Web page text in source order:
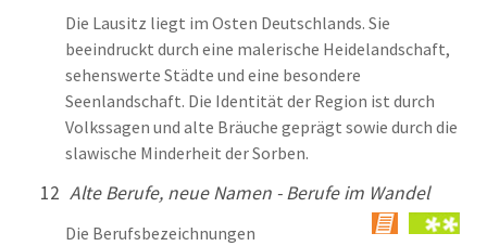
Die Lausitz liegt im Osten Deutschlands. Sie
beeindruckt durch eine malerische Heidelandschaft,
sehenswerte Städte und eine besondere
Seenlandschaft. Die Identität der Region ist durch
Volkssagen und alte Bräuche geprägt sowie durch die
slawische Minderheit der Sorben.
12 Alte Berufe, neue Namen - Berufe im Wandel
Die Berufsbezeichnungen